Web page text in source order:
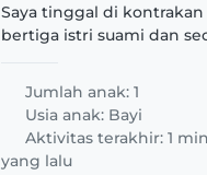
Saya tinggal di kontrakan
bertiga istri suami dan
babysitter
Jumlah anak: 1
Usia anak: Bayi
Aktivitas terakhir: 1
yang lalu